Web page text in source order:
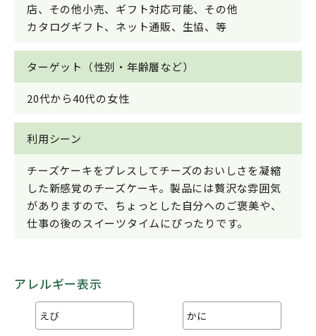
店、その他小売、ギフト対応可能、その他
カタログギフト、ネット通販、生協、等
ターゲット（性別・年齢層など）
20代から40代の女性
利用シーン
チーズケーキをプレスしてチーズのおいしさを凝縮
した新感覚のチーズケーキ。製品には贅沢な雰囲気
がありますので、ちょっとした自分へのご褒美や、
仕事の後のスイーツタイムにぴったりです。
アレルギー表示
えび かに